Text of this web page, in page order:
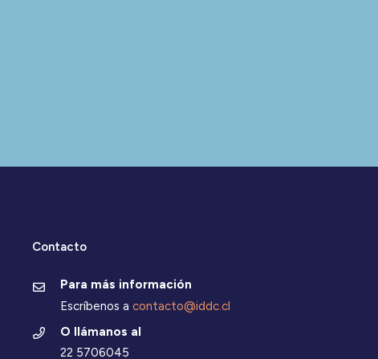
Contacto
Para más información
Escríbenos a contacto@iddc.cl
O llámanos al
22 5706045